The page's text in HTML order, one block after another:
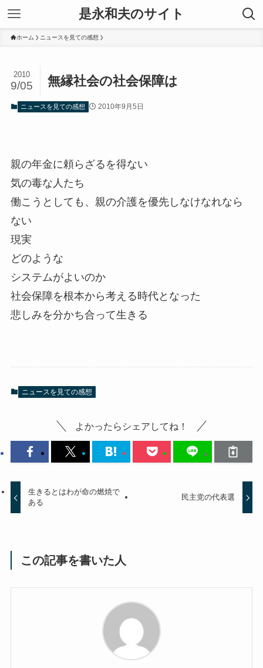
是永和夫のサイト
ホーム ニュースを見ての感想
無縁社会の社会保障は
2010
9/05
ニュースを見ての感想 2010年9月5日
親の年金に頼らざるを得ない
気の毒な人たち
働こうとしても、親の介護を優先しなけなれなら
ない
現実
どのような
システムがよいのか
社会保障を根本から考える時代となった
悲しみを分かち合って生きる
ニュースを見ての感想
よかったらシェアしてね！
生きるとはわが命の燃焼で
ある
民主党の代表選
この記事を書いた人